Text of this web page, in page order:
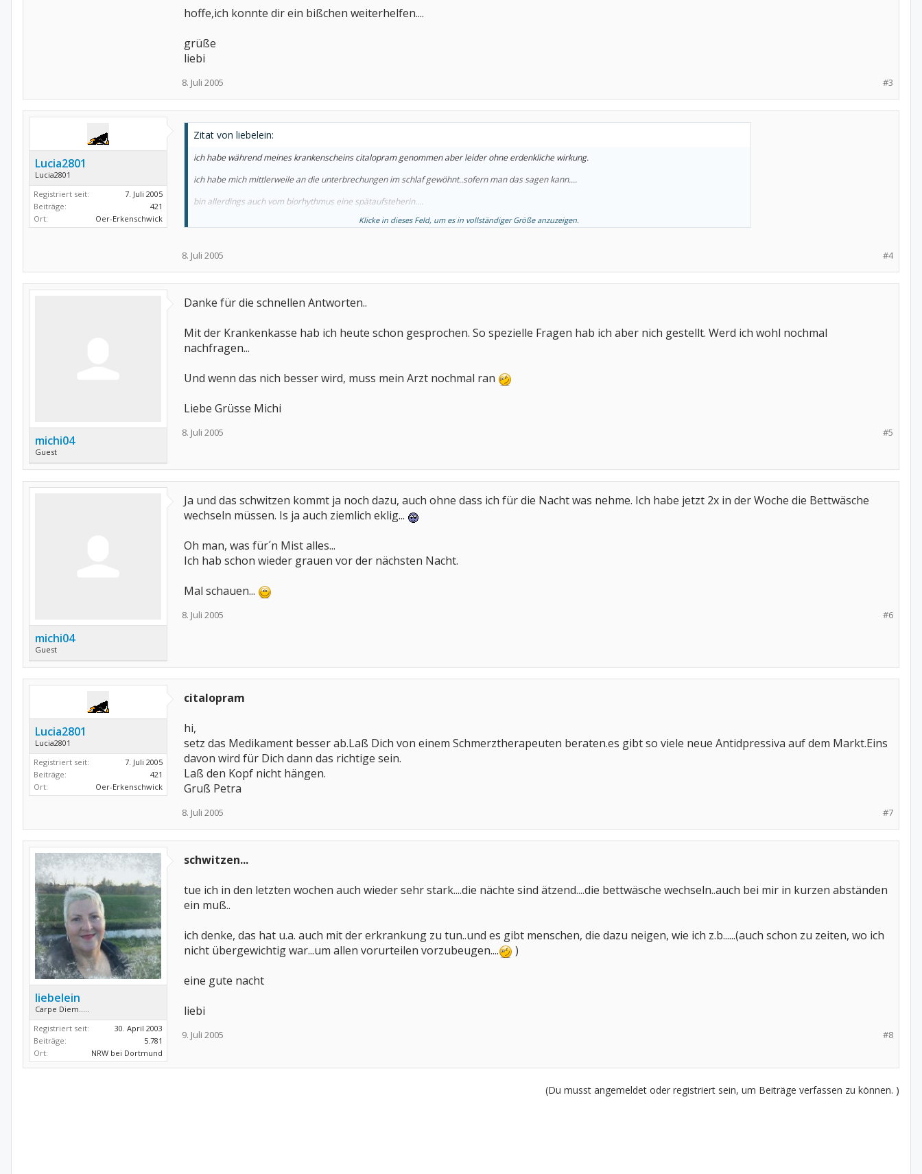
hoffe,ich konnte dir ein bißchen weiterhelfen....
grüße
liebi
#3
8. Juli 2005
Lucia2801
Lucia2801
Registriert seit:
7. Juli 2005
Beiträge:
421
Ort:
Oer-Erkenschwick
Zitat von liebelein:
ich habe während meines krankenscheins citalopram genommen aber leider ohne erdenkliche wirkung.
ich habe mich mittlerweile an die unterbrechungen im schlaf gewöhnt..sofern man das sagen kann....
bin allerdings auch vom biorhythmus eine spätaufsteherin....
und ich habe keine kinder...ausser momentan für eine kurze zeit ein pflegekind..sodass ich mich nicht tagsüber so konzentrieren muss...
unkonzentriert und total übermüdet zu sein sodass ich am liebsten den kopf auf den tisch gelegt hätte....
Hi,
was da wieder für nebenwirkungen auf mich warten.Hauptsache ich kann gut schlafen,da der Körper sich dann im Schlaf erholen kann.
Liebe Grüsse aus Recklinghausen
Petra
Klicke in dieses Feld, um es in vollständiger Größe anzuzeigen.
#4
8. Juli 2005
michi04
Guest
Danke für die schnellen Antworten..
Mit der Krankenkasse hab ich heute schon gesprochen. So spezielle Fragen hab ich aber nich gestellt. Werd ich wohl nochmal
nachfragen...
Und wenn das nich besser wird, muss mein Arzt nochmal ran
Liebe Grüsse Michi
#5
8. Juli 2005
michi04
Guest
Ja und das schwitzen kommt ja noch dazu, auch ohne dass ich für die Nacht was nehme. Ich habe jetzt 2x in der Woche die Bettwäsche
wechseln müssen. Is ja auch ziemlich eklig...
Oh man, was für´n Mist alles...
Ich hab schon wieder grauen vor der nächsten Nacht.
Mal schauen...
#6
8. Juli 2005
Lucia2801
Lucia2801
Registriert seit:
7. Juli 2005
Beiträge:
421
Ort:
Oer-Erkenschwick
citalopram
hi,
setz das Medikament besser ab.Laß Dich von einem Schmerztherapeuten beraten.es gibt so viele neue Antidpressiva auf dem Markt.Eins
davon wird für Dich dann das richtige sein.
Laß den Kopf nicht hängen.
Gruß Petra
#7
8. Juli 2005
liebelein
Carpe Diem.....
Registriert seit:
30. April 2003
Beiträge:
5.781
Ort:
NRW bei Dortmund
schwitzen...
tue ich in den letzten wochen auch wieder sehr stark....die nächte sind ätzend....die bettwäsche wechseln..auch bei mir in kurzen abständen
ein muß..
ich denke, das hat u.a. auch mit der erkrankung zu tun..und es gibt menschen, die dazu neigen, wie ich z.b......(auch schon zu zeiten, wo ich
nicht übergewichtig war...um allen vorurteilen vorzubeugen....
)
eine gute nacht
liebi
#8
9. Juli 2005
(Du musst angemeldet oder registriert sein, um Beiträge verfassen zu können. )